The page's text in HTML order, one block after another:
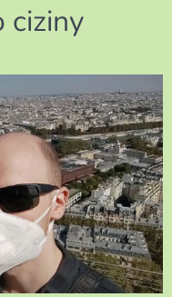
s
návštěva
ciziny